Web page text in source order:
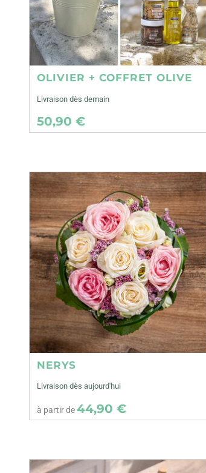
OLIVIER + COFFRET OLIVE
Livraison dès demain
50,90 €
NERYS
Livraison dès aujourd'hui
à partir de44,90 €